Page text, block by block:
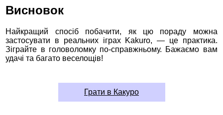
Висновок
Найкращий спосіб побачити, як цю пораду можна
застосувати в реальних іграх Kakuro, — це практика.
Зіграйте в головоломку по-справжньому. Бажаємо вам
удачі та багато веселощів!
Грати в Какуро